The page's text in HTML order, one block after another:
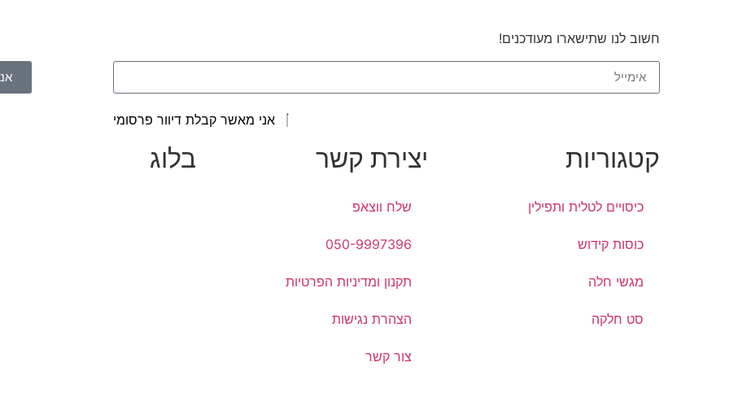
חשוב לנו שתישארו מעודכנים!
אני מאשר קבלת דיוור פרסומי
קטגוריות
כיסויים לטלית ותפילין
כוסות קידוש
מגשי חלה
סט חלקה
יצירת קשר
שלח ווצאפ
050-9997396
תקנון ומדיניות הפרטיות
הצהרת נגישות
צור קשר
בלוג